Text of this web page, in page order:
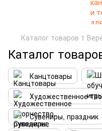
Каталог товаров 1
Каталог
Канцтовары
Художественное
Сувениры, праздник